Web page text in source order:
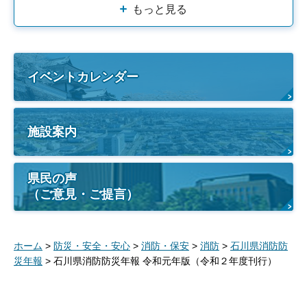
もっと見る
イベントカレンダー
施設案内
県民の声
（ご意見・ご提言）
ホーム > 防災・安全・安心 > 消防・保安 > 消防 > 石川県消防防
災年報 > 石川県消防防災年報 令和元年版（令和２年度刊行）